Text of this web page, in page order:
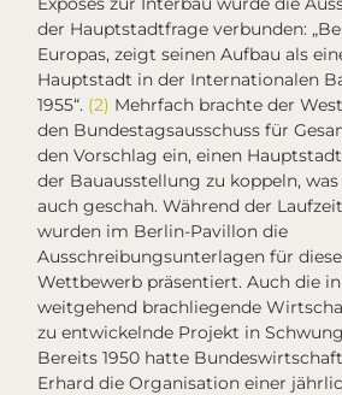
der Hauptstadtfrage verbunden:
Europas, zeigt seinen Aufbau als
Hauptstadt in der Internationalen
1955“. (2) Mehrfach brachte der
den Bundestagsausschuss für
den Vorschlag ein, einen
der Bauausstellung zu koppeln,
auch geschah. Während der
wurden im Berlin-Pavillon die
Ausschreibungsunterlagen für
Wettbewerb präsentiert. Auch die
weitgehend brachliegende
zu entwickelnde Projekt in
Bereits 1950 hatte
Erhard die Organisation einer